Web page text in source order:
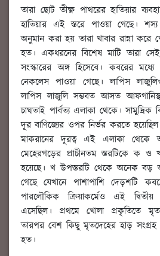
তারা ছোট তীক্ষ্ণ পাথরের হাতিয়ার
হাতিয়ার এই স্তরে পাওয়া গেছে।
অনুমান করা হয় তারা খাবার রান্না
হত। একধরনের বিশেষ মাটি তারা
সংস্কারের অঙ্গ হিসেবে। কবরের
নেকলেস পাওয়া গেছে। লাপিস
লাপিস লাজুলি সম্ভবত আসত
চাঘতাই পার্বত্য এলাকা থেকে। সামুদ্রিক
দূর বাণিজ্যের ওপর নির্ভর করতে
মাকরানের দূরত্ব এই এলাকা থেকে
মেহেরগড়ের প্রাচীনতম স্তরটিকে ক
হয়েছে। খ উপস্তরটি থেকে অনেক বড়
গেছে যেখানে পাশাপাশি দেড়শটি
পারলৌকিক ক্রিয়াকর্মেও এই
এসেছিল। প্রথমে খোলা প্রকৃতিতে
তারপর বেশ কিছু মৃতদেহের হাড়
হত।